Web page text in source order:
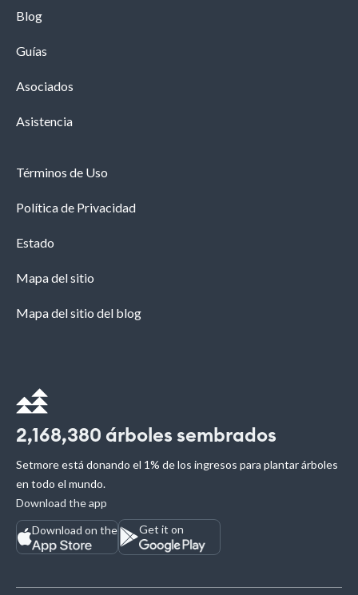
Blog
Guías
Asociados
Asistencia
Términos de Uso
Política de Privacidad
Estado
Mapa del sitio
Mapa del sitio del blog
2,168,380 árboles sembrados
Setmore está donando el 1% de los ingresos para plantar árboles
en todo el mundo.
Download the app
Download on the
Get it on